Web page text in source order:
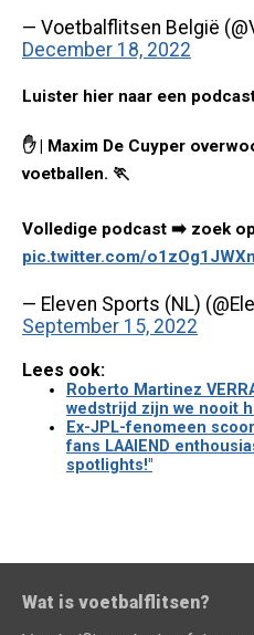
— Voetbalflitsen België
December 18, 2022
Luister hier naar een
✋ | Maxim De Cuyper
voetballen. 🏃
Volledige podcast ➡️ zoek
pic.twitter.com/o1zOg1JWXn
— Eleven Sports (NL)
September 15, 2022
Lees ook:
Roberto Martinez
wedstrijd zijn we nooit
Ex-JPL-fenomeen
fans LAAIEND
spotlights!"
Wat is voetbalflitsen?